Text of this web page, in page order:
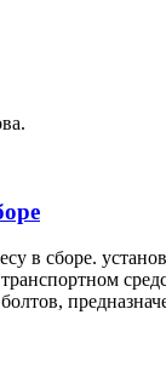
в сборе.